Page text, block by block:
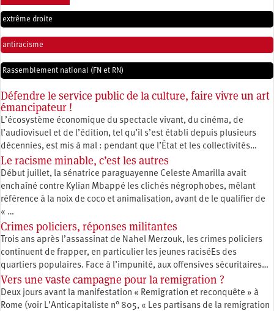
extrême droite
antiracisme
Rassemblement national (FN et RN)
Défendre le service public de la culture, faire vivre un art
émancipateur !
L’écosystème économique du spectacle vivant, du cinéma, de
l’audiovisuel et de l’édition, tel qu’il s’est établi depuis plusieurs
décennies, est mis à mal : pendant que l’État et les collectivités…
Le racisme minable, c’est les autres
Début juillet, la sénatrice paraguayenne Celeste Amarilla avait
enchaîné contre Kylian Mbappé les clichés négrophobes, mêlant
référence à la noix de coco et animalisation, avant de le qualifier de
« …
Crimes policiers, réponses militantes
Trois ans après l’assassinat de Nahel Merzouk, les crimes policiers
continuent de frapper, en particulier les jeunes raciséEs des
quartiers populaires. Face à l’impunité, aux offensives sécuritaires…
Vers une vaste campagne pour la remigration ?
Deux jours avant la manifestation « Remigration et reconquête » à
Rome (voir L’Anticapitaliste n° 805, « Les partisans de la remigration